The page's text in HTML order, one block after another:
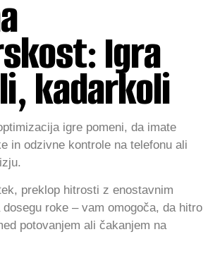
Igra
kadarkoli
igre pomeni, da imate
in odzivne kontrole na telefonu ali
preklop hitrosti z enostavnim
roke – vam omogoča, da hitro
potovanjem ali čakanjem na